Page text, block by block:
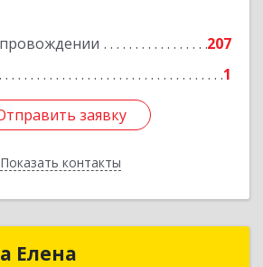
207
1
заявку
Показать контакты
заявку
Назад
ЕленаИП Хаирова Елена